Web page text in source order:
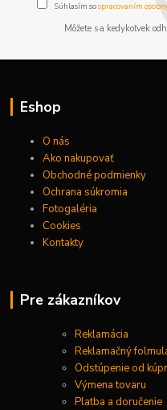
Súhlasím sospracovaním
Môžete sa kedykoľvek
Eshop
O nás
Ako nakupovať
Obchodné podmienky
Ochrana súkromia
Fotogaléria
Cookies
Kontakty
Pre zákazníkov
Reklamácia
Reklamačný
Odstúpenie od
Výmena tovaru
Platba a doručenie